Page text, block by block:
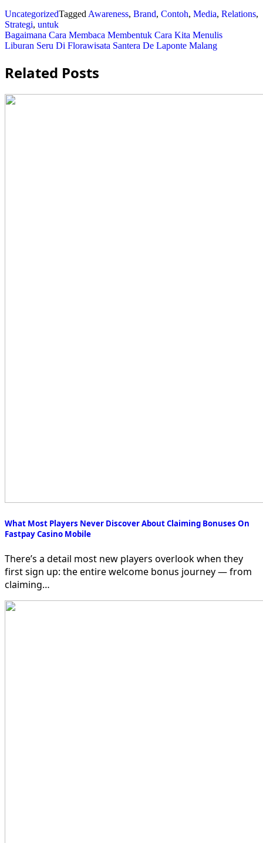
UncategorizedTagged Awareness, Brand, Contoh, Media, Relations,
Strategi, untuk
Post
Bagaimana Cara Membaca Membentuk Cara Kita Menulis
Liburan Seru Di Florawisata Santera De Laponte Malang
Related Posts
What Most Players Never Discover About Claiming Bonuses On
Fastpay Casino Mobile
There’s a detail most new players overlook when they
first sign up: the entire welcome bonus journey — from
claiming…